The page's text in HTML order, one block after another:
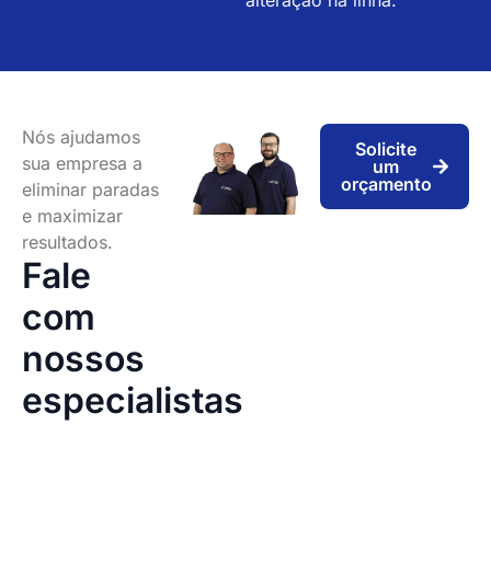
Nós ajudamos
sua empresa a
eliminar paradas
e maximizar
resultados.
Fale
com
nossos
especialistas
Solicite
um
orçamento